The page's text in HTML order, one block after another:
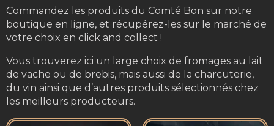
Commandez les produits du Comté Bon sur notre
boutique en ligne, et récupérez-les sur le marché de
votre choix en click and collect !
Vous trouverez ici un large choix de fromages au lait
de vache ou de brebis, mais aussi de la charcuterie,
du vin ainsi que d’autres produits sélectionnés chez
les meilleurs producteurs.